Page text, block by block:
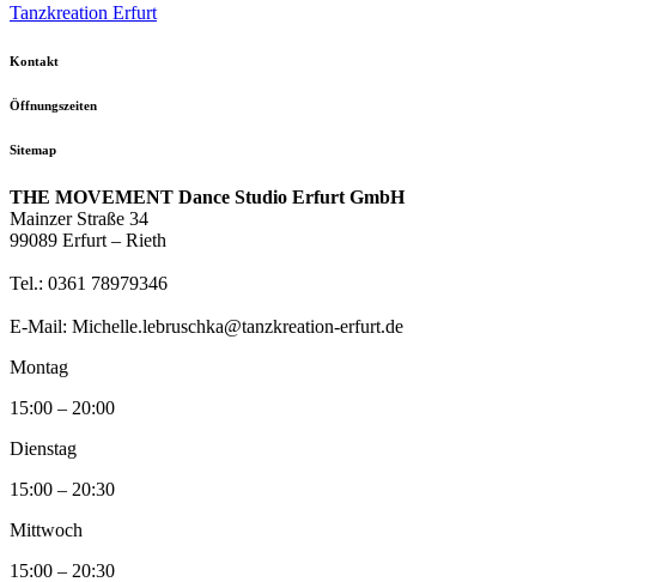
Tanzkreation Erfurt
Kontakt
Öffnungszeiten
Sitemap
THE MOVEMENT Dance Studio Erfurt GmbH
Mainzer Straße 34
99089 Erfurt – Rieth
Tel.: 0361 78979346
E-Mail: Michelle.lebruschka@tanzkreation-erfurt.de
Montag
15:00 – 20:00
Dienstag
15:00 – 20:30
Mittwoch
15:00 – 20:30